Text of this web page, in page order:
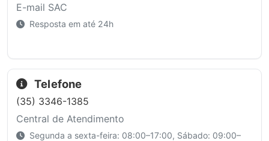
E-mail SAC
Resposta em até 24h
Telefone
(35) 3346-1385
Central de Atendimento
Segunda a sexta-feira: 08:00–17:00, Sábado: 09:00–